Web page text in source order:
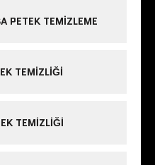
PETEK TEMIZLEME
TEMIZLIĞI
TEMIZLIĞI